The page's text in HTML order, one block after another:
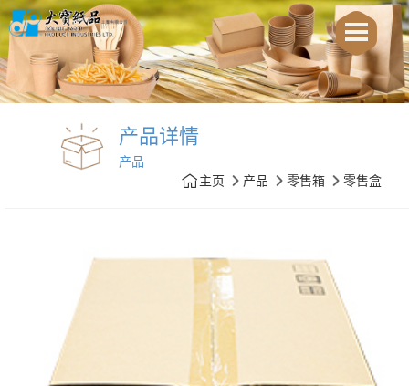
产品详情
产品
主页
产品 零售箱 零售盒